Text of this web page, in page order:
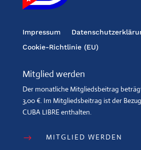
Impressum
Cookie-Richtlinie (EU)
Mitglied werden
Der monatliche Mitgliedsbeitrag
3,00 €. Im Mitgliedsbeitrag ist der
CUBA LIBRE enthalten.
$ MITGLIED WERDEN